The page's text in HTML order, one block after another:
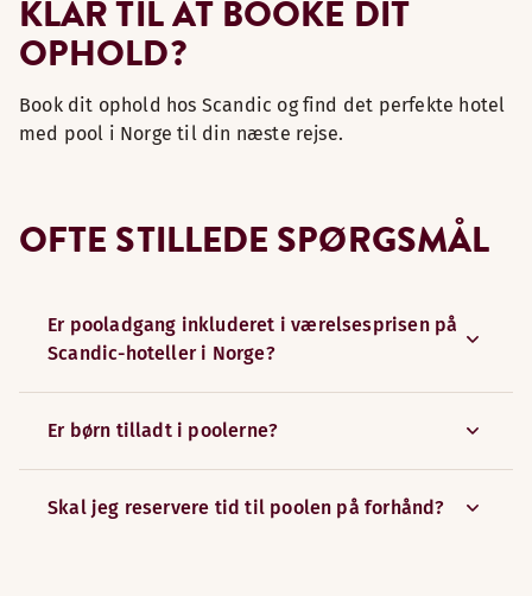
KLAR TIL AT BOOKE DIT
OPHOLD?
Book dit ophold hos Scandic og find det perfekte hotel
med pool i Norge til din næste rejse.
OFTE STILLEDE SPØRGSMÅL
Er pooladgang inkluderet i værelsesprisen på
Scandic-hoteller i Norge?
Er børn tilladt i poolerne?
Skal jeg reservere tid til poolen på forhånd?